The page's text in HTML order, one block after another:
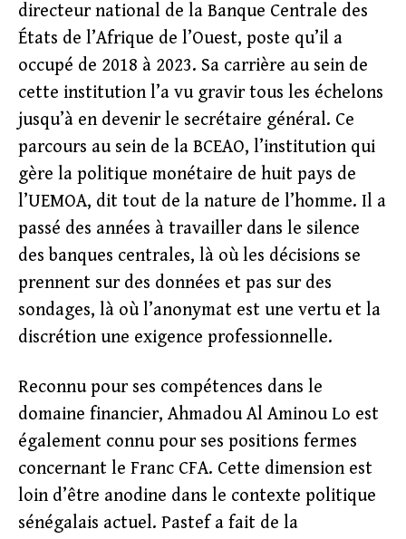
directeur national de la Banque Centrale des
États de l’Afrique de l’Ouest, poste qu’il a
occupé de 2018 à 2023. Sa carrière au sein de
cette institution l’a vu gravir tous les échelons
jusqu’à en devenir le secrétaire général. Ce
parcours au sein de la BCEAO, l’institution qui
gère la politique monétaire de huit pays de
l’UEMOA, dit tout de la nature de l’homme. Il a
passé des années à travailler dans le silence
des banques centrales, là où les décisions se
prennent sur des données et pas sur des
sondages, là où l’anonymat est une vertu et la
discrétion une exigence professionnelle.
Reconnu pour ses compétences dans le
domaine financier, Ahmadou Al Aminou Lo est
également connu pour ses positions fermes
concernant le Franc CFA. Cette dimension est
loin d’être anodine dans le contexte politique
sénégalais actuel. Pastef a fait de la